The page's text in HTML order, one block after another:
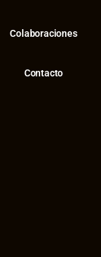
Colaboraciones
Contacto